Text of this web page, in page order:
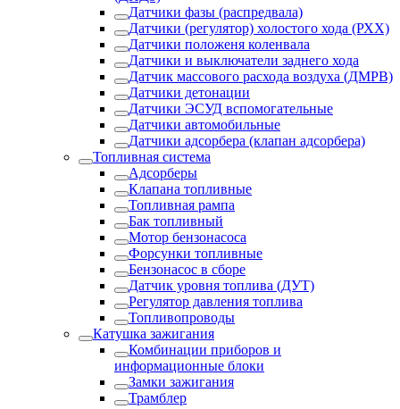
Датчики фазы (распредвала)
Датчики (регулятор) холостого хода (РХХ)
Датчики положеня коленвала
Датчики и выключатели заднего хода
Датчик массового расхода воздуха (ДМРВ)
Датчики детонации
Датчики ЭСУД вспомогательные
Датчики автомобильные
Датчики адсорбера (клапан адсорбера)
Топливная система
Адсорберы
Клапана топливные
Топливная рампа
Бак топливный
Мотор бензонасоса
Форсунки топливные
Бензонасос в сборе
Датчик уровня топлива (ДУТ)
Регулятор давления топлива
Топливопроводы
Катушка зажигания
Комбинации приборов и
информационные блоки
Замки зажигания
Трамблер